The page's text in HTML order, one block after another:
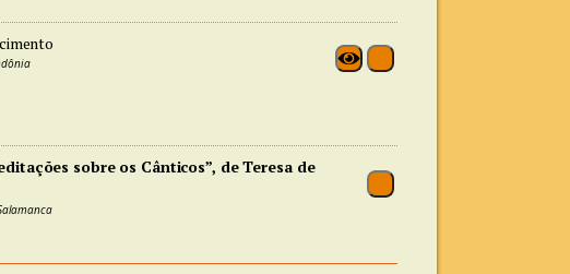
sobre os Cânticos”, de Teresa de